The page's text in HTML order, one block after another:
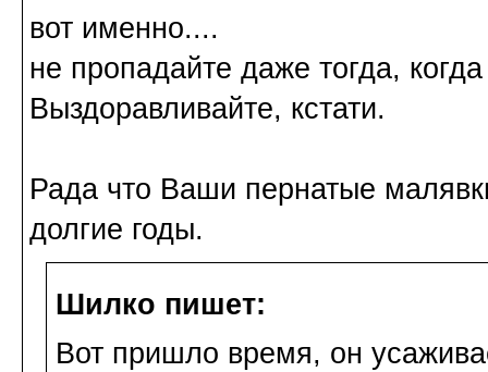
вот именно....
не пропадайте даже тогда,
Выздоравливайте, кстати.
Рада что Ваши пернатые
долгие годы.
Шилко пишет:
Вот пришло время, он